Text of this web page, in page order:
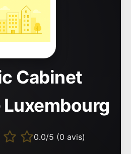
Cabinet
Luxembourg
0.0/5 (0 avis)